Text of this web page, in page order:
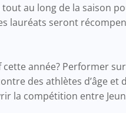
au long de la saison
lauréats seront
année? Performer
des athlètes d’âge et
la compétition entre